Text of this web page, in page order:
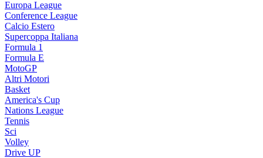
Europa League
Conference League
Calcio Estero
Supercoppa Italiana
Formula 1
Formula E
MotoGP
Altri Motori
Basket
America's Cup
Nations League
Tennis
Sci
Volley
Drive UP